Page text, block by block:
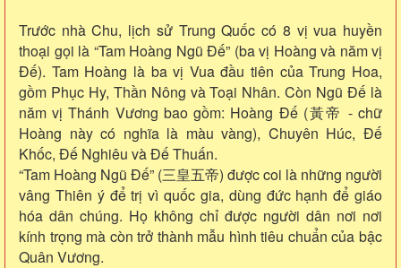
Trước nhà Chu, lịch sử Trung Quốc có 8 vị vua huyền
thoại gọi là “Tam Hoàng Ngũ Đế” (ba vị Hoàng và năm vị
Đế). Tam Hoàng là ba vị Vua đầu tiên của Trung Hoa,
gồm Phục Hy, Thần Nông và Toại Nhân. Còn Ngũ Đế là
năm vị Thánh Vương bao gồm: Hoàng Đế (黃帝 - chữ
Hoàng này có nghĩa là màu vàng), Chuyên Húc, Đế
Khốc, Đế Nghiêu và Đế Thuấn.
“Tam Hoàng Ngũ Đế” (三皇五帝) được coi là những người
vâng Thiên ý để trị vì quốc gia, dùng đức hạnh để giáo
hóa dân chúng. Họ không chỉ được người dân nơi nơi
kính trọng mà còn trở thành mẫu hình tiêu chuẩn của bậc
Quân Vương.